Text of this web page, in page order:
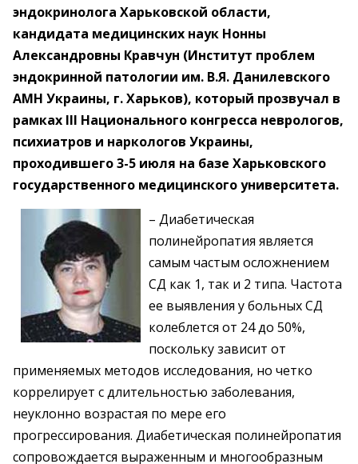
эндокринолога Харьковской области,
кандидата медицинских наук Нонны
Александровны Кравчун (Институт проблем
эндокринной патологии им. В.Я. Данилевского
АМН Украины, г. Харьков), который прозвучал в
рамках ІІІ Национального конгресса неврологов,
психиатров и наркологов Украины,
проходившего 3-5 июля на базе Харьковского
государственного медицинского университета.
– Диабетическая
полинейропатия является
самым частым осложнением
СД как 1, так и 2 типа. Частота
ее выявления у больных СД
колеблется от 24 до 50%,
поскольку зависит от
применяемых методов исследования, но четко
коррелирует с длительностью заболевания,
неуклонно возрастая по мере его
прогрессирования. Диабетическая полинейропатия
сопровождается выраженным и многообразным